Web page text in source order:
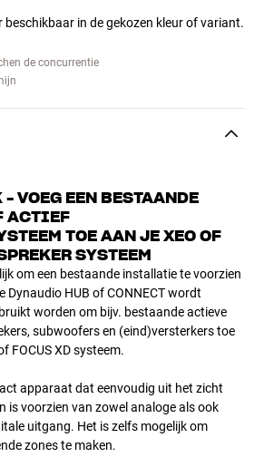
beschikbaar in de gekozen kleur of variant.
de concurrentie
VOEG EEN BESTAANDE
ACTIEF
TOE AAN JE XEO OF
SYSTEEM
om een bestaande installatie te voorzien
Dynaudio HUB of CONNECT wordt
worden om bijv. bestaande actieve
subwoofers en (eind)versterkers toe
FOCUS XD systeem.
apparaat dat eenvoudig uit het zicht
is voorzien van zowel analoge als ook
uitgang. Het is zelfs mogelijk om
zones te maken.